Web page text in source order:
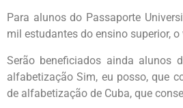
Para alunos do Passaporte
mil estudantes do ensino superior,
Serão beneficiados ainda alunos
alfabetização Sim, eu posso, que
de alfabetização de Cuba, que